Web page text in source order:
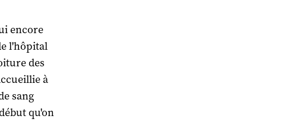
encore
l'hôpital
des
à
sang
qu'on